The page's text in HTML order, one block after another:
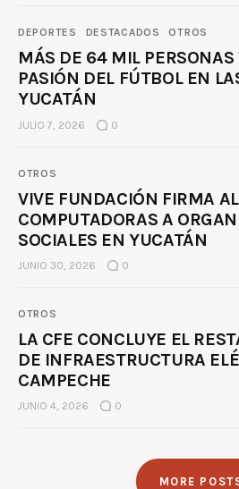
DEPORTES DESTACADOS OTROS
MÁS DE 64 MIL PERSONAS
PASIÓN DEL FÚTBOL EN
YUCATÁN
JULIO 7, 2026 0
OTROS
VIVE FUNDACIÓN FIRMA
COMPUTADORAS A
SOCIALES EN YUCATÁN
JUNIO 30, 2026 0
OTROS
LA CFE CONCLUYE EL
DE INFRAESTRUCTURA
CAMPECHE
JUNIO 4, 2026 0
MORE